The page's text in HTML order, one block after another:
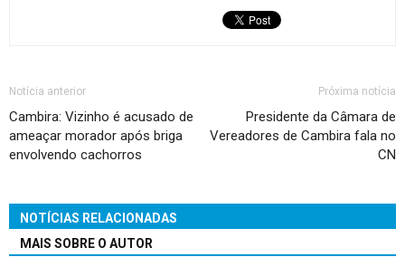
Notícia anterior
Cambira: Vizinho é acusado de
ameaçar morador após briga
envolvendo cachorros
Próxima notícia
Presidente da Câmara de
Vereadores de Cambira fala no
CN
NOTÍCIAS RELACIONADAS
MAIS SOBRE O AUTOR